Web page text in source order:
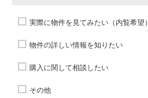
実際に物件を見てみたい（内覧希望）
物件の詳しい情報を知りたい
購入に関して相談したい
その他